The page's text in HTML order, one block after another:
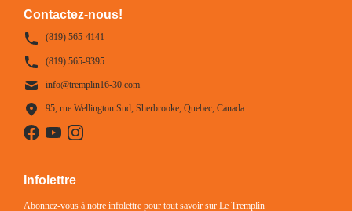
Contactez-nous!
(819) 565-4141
(819) 565-9395
info@tremplin16-30.com
95, rue Wellington Sud, Sherbrooke, Quebec, Canada
Infolettre
Abonnez-vous à notre infolettre pour tout savoir sur Le Tremplin